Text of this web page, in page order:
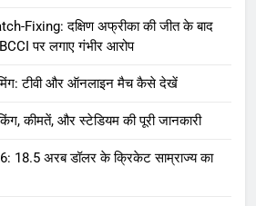
Fixing: दक्षिण अफ्रीका की जीत के बाद
पर लगाए गंभीर आरोप
टीवी और ऑनलाइन मैच कैसे देखें
कीमतें, और स्टेडियम की पूरी जानकारी
18.5 अरब डॉलर के क्रिकेट साम्राज्य का
IPL Net Worth 2026: 18.5 अरब डॉलर